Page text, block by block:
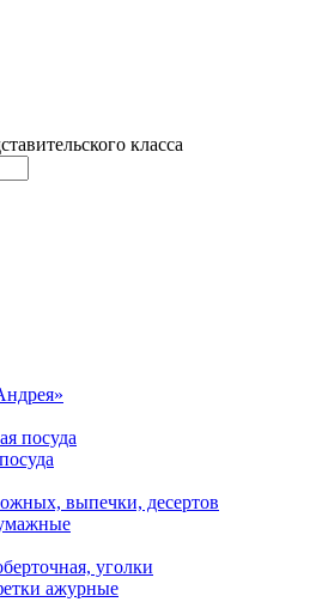
класса
посуда
выпечки, десертов
уголки
ажурные